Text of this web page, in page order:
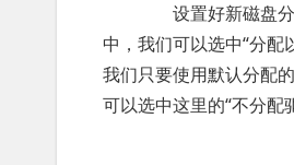
设置好新磁盘分
中，我们可以选中“分
我们只要使用默认分配
可以选中这里的“不分配